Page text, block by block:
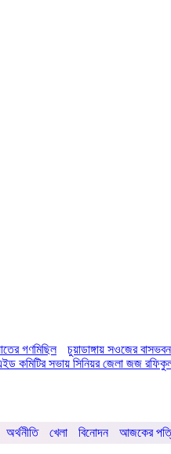
গণমিছিল
চুয়াডাঙ্গায় সওজের
এইড কমিটির সভায় সিনিয়র জেলা জজ
অর্থনীতি খেলা বিনোদন আজকের